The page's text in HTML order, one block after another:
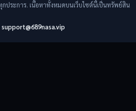
ประการ. เนื้อหาทั้งหมดบนเว็บไซต์นี้เป็นทรัพย์สิน
support@689nasa.vip